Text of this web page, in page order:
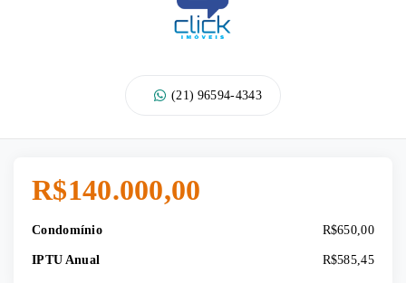
(21) 96594-4343
R$140.000,00
Condomínio R$650,00
IPTU Anual R$585,45